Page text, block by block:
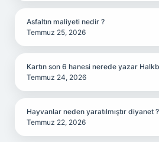
Asfaltın maliyeti nedir ?
Temmuz 25, 2026
Kartın son 6 hanesi nerede yazar
Temmuz 24, 2026
Hayvanlar neden yaratılmıştır diyanet ?
Temmuz 22, 2026